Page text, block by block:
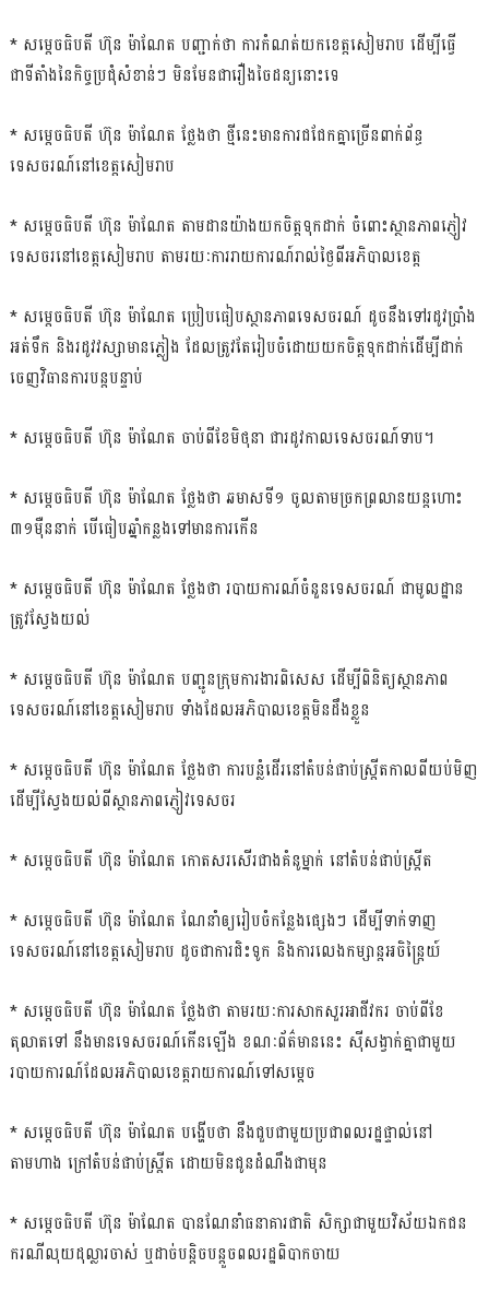
* សម្ដេចធិបតី ហ៊ុន ម៉ាណែត បញ្ជាក់ថា ការកំណត់យកខេត្តសៀមរាប ដើម្បីធ្វើ
ជាទីតាំងនៃកិច្ចប្រជុំសំខាន់ៗ មិនមែនជារឿងចៃដន្យនោះទេ
* សម្ដេចធិបតី ហ៊ុន ម៉ាណែត ថ្លែងថា ថ្មីនេះមានការជជែកគ្នាច្រើនពាក់ព័ន្ធ
ទេសចរណ៍នៅខេត្តសៀមរាប
* សម្ដេចធិបតី ហ៊ុន ម៉ាណែត តាមដានយ៉ាងយកចិត្តទុកដាក់ ចំពោះស្ថានភាពភ្ញៀវ
ទេសចរនៅខេត្តសៀមរាប តាមរយៈការរាយការណ៍រាល់ថ្ងៃពីអភិបាលខេត្ត
* សម្ដេចធិបតី ហ៊ុន ម៉ាណែត ប្រៀបធៀបស្ថានភាពទេសចរណ៍ ដូចនឹងទៅរដូវប្រាំង
អត់ទឹក និងរដូវវស្សាមានភ្លៀង ដែលត្រូវតែរៀបចំដោយយកចិត្តទុកដាក់ដើម្បីដាក់
ចេញវិធានការបន្ដបន្ទាប់
* សម្ដេចធិបតី ហ៊ុន ម៉ាណែត ចាប់ពីខែមិថុនា ជារដូវកាលទេសចរណ៍ទាប។
* សម្ដេចធិបតី ហ៊ុន ម៉ាណែត ថ្លែងថា ឆមាសទី១ ចូលតាមច្រកព្រលានយន្ដហោះ
៣១ម៉ឺននាក់ បើធៀបឆ្នាំកន្លងទៅមានការកើន
* សម្ដេចធិបតី ហ៊ុន ម៉ាណែត ថ្លែងថា របាយការណ៍ចំនួនទេសចរណ៍ ជាមូលដ្ឋាន
ត្រូវស្វែងយល់
* សម្ដេចធិបតី ហ៊ុន ម៉ាណែត បញ្ជូនក្រុមការងារពិសេស ដើម្បីពិនិត្យស្ថានភាព
ទេសចរណ៍នៅខេត្តសៀមរាប ទាំងដែលអភិបាលខេត្តមិនដឹងខ្លួន
* សម្ដេចធិបតី ហ៊ុន ម៉ាណែត ថ្លែងថា ការបន្លំដើរនៅតំបន់ផាប់ស្ដ្រីតកាលពីយប់មិញ
ដើម្បីស្វែងយល់ពីស្ថានភាពភ្ញៀវទេសចរ
* សម្ដេចធិបតី ហ៊ុន ម៉ាណែត កោតសរសើរជាងគំនូម្នាក់ នៅតំបន់ផាប់ស្ដ្រីត
* សម្ដេចធិបតី ហ៊ុន ម៉ាណែត ណែនាំឲ្យរៀបចំកន្លែងផ្សេងៗ ដើម្បីទាក់ទាញ
ទេសចរណ៍នៅខេត្តសៀមរាប ដូចជាការជិះទូក និងការលេងកម្សាន្ដអចិន្ដ្រៃយ៍
* សម្ដេចធិបតី ហ៊ុន ម៉ាណែត ថ្លែងថា តាមរយៈការសាកសួរអាជីវករ ចាប់ពីខែ
តុលាតទៅ នឹងមានទេសចរណ៍កើនឡើង ខណៈព័ត៌មាននេះ ស៉ីសង្វាក់គ្នាជាមួយ
របាយការណ៍ដែលអភិបាលខេត្តរាយការណ៍ទៅសម្ដេច
* សម្ដេចធិបតី ហ៊ុន ម៉ាណែត បង្ហើបថា នឹងជួបជាមួយប្រជាពលរដ្ឋផ្ទាល់នៅ
តាមហាង ក្រៅតំបន់ផាប់ស្ដ្រីត ដោយមិនជូនដំណឹងជាមុន
* សម្ដេចធិបតី ហ៊ុន ម៉ាណែត បានណែនាំធនាគារជាតិ សិក្សាជាមួយវិស័យឯកជន
ករណីលុយដុល្លារចាស់ ឬដាច់បន្ដិចបន្តួចពលរដ្ឋពិបាកចាយ